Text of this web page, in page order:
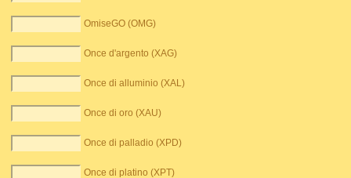
OmiseGO (OMG)
Once d'argento (XAG)
Once di alluminio (XAL)
Once di oro (XAU)
Once di palladio (XPD)
Once di platino (XPT)